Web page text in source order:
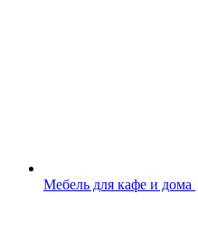
Мебель для кафе и дома